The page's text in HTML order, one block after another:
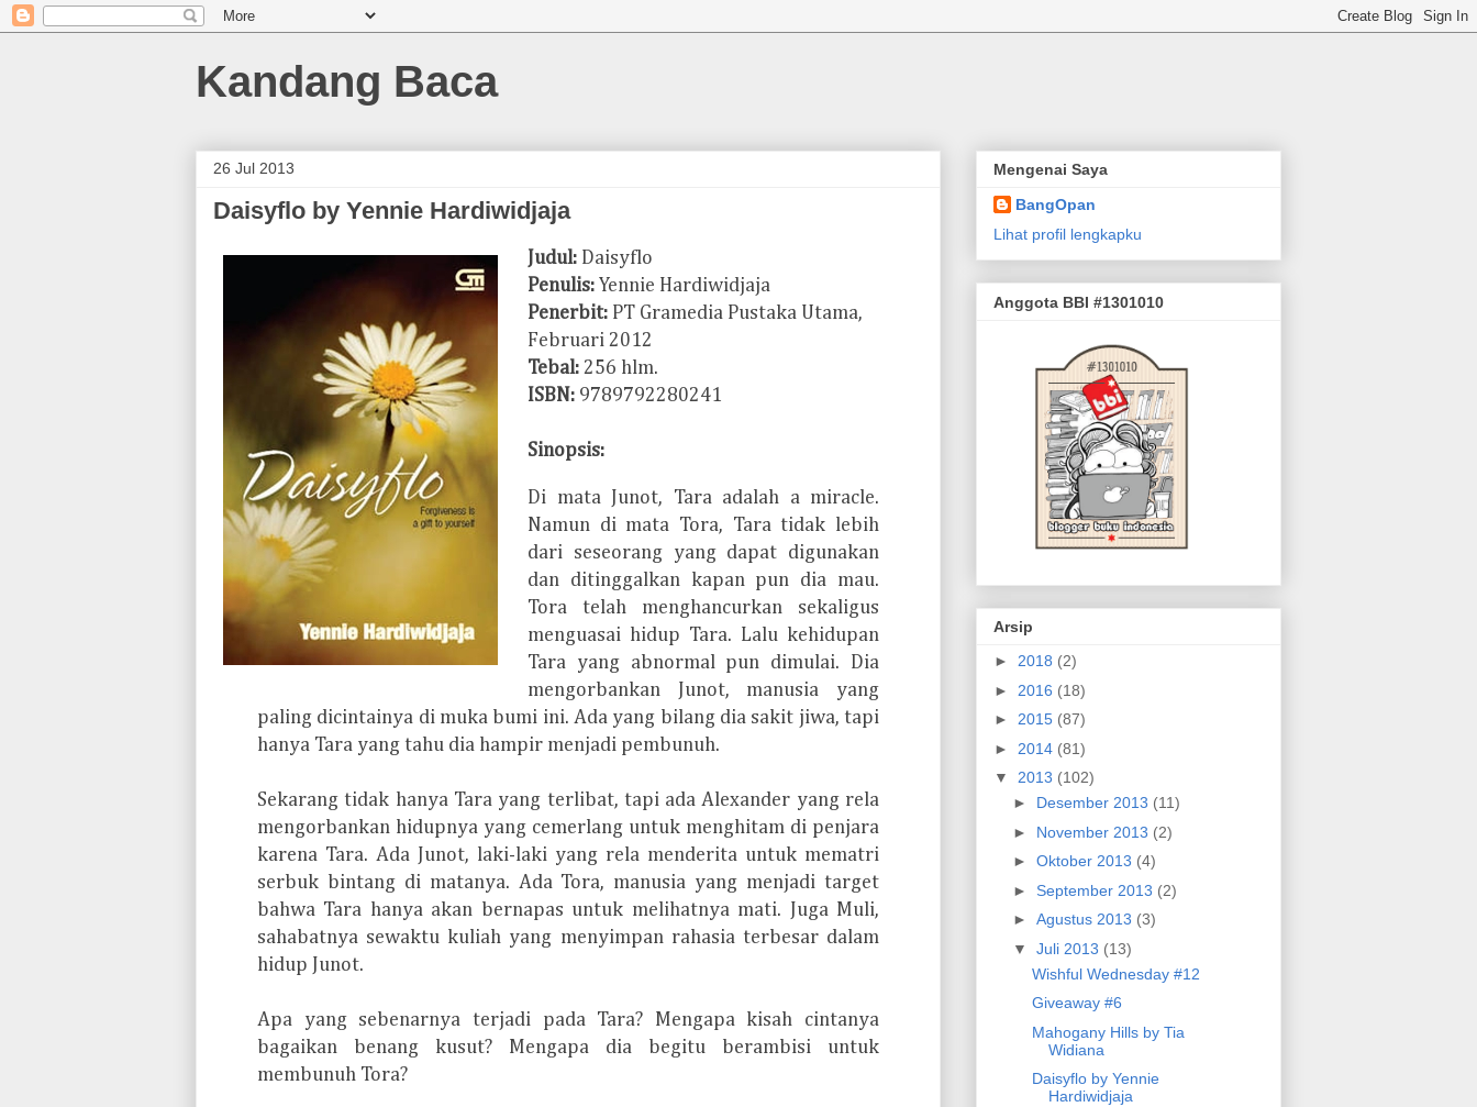
Kandang Baca
26 Jul 2013
Daisyflo by Yennie Hardiwidjaja
Judul: Daisyflo
Penulis: Yennie Hardiwidjaja
Penerbit: PT Gramedia Pustaka Utama,
Februari 2012
Tebal: 256 hlm.
ISBN: 9789792280241
Sinopsis:
Di mata Junot, Tara adalah a miracle.
Namun di mata Tora, Tara tidak lebih
dari seseorang yang dapat digunakan
dan ditinggalkan kapan pun dia mau.
Tora telah menghancurkan sekaligus
menguasai hidup Tara. Lalu kehidupan
Tara yang abnormal pun dimulai. Dia
mengorbankan Junot, manusia yang
paling dicintainya di muka bumi ini. Ada yang bilang dia sakit jiwa, tapi
hanya Tara yang tahu dia hampir menjadi pembunuh.
Sekarang tidak hanya Tara yang terlibat, tapi ada Alexander yang rela
mengorbankan hidupnya yang cemerlang untuk menghitam di penjara
karena Tara. Ada Junot, laki-laki yang rela menderita untuk mematri
serbuk bintang di matanya. Ada Tora, manusia yang menjadi target
bahwa Tara hanya akan bernapas untuk melihatnya mati. Juga Muli,
sahabatnya sewaktu kuliah yang menyimpan rahasia terbesar dalam
hidup Junot.
Apa yang sebenarnya terjadi pada Tara? Mengapa kisah cintanya
bagaikan benang kusut? Mengapa dia begitu berambisi untuk
membunuh Tora?
Mengenai Saya
BangOpan
Lihat profil lengkapku
Anggota BBI #1301010
Arsip
► 2018 (2)
► 2016 (18)
► 2015 (87)
► 2014 (81)
▼ 2013 (102)
► Desember 2013 (11)
► November 2013 (2)
► Oktober 2013 (4)
► September 2013 (2)
► Agustus 2013 (3)
▼ Juli 2013 (13)
Wishful Wednesday #12
Giveaway #6
Mahogany Hills by Tia
Widiana
Daisyflo by Yennie
Hardiwidjaja